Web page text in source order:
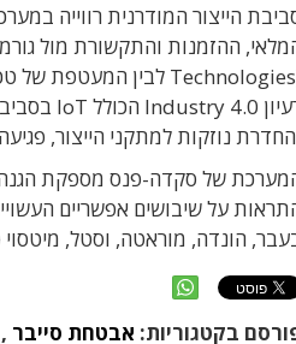
הייצור המודרנית רווייה
ההזמנות והתקשורת מול
לבין המעטפת של
Industry 4.0 הכולל IoT
נוזקות למתקני הייצור,
של סקדה-פנס מספקת
על שיבושים אפשריים
הונדה, מוראטה, וסטל, מיטסוי
בקטגוריות: אבטחת סייבר ,